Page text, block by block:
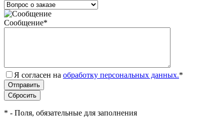
Сообщение*
Я согласен на обработку персональных данных.*
* - Поля, обязательные для заполнения